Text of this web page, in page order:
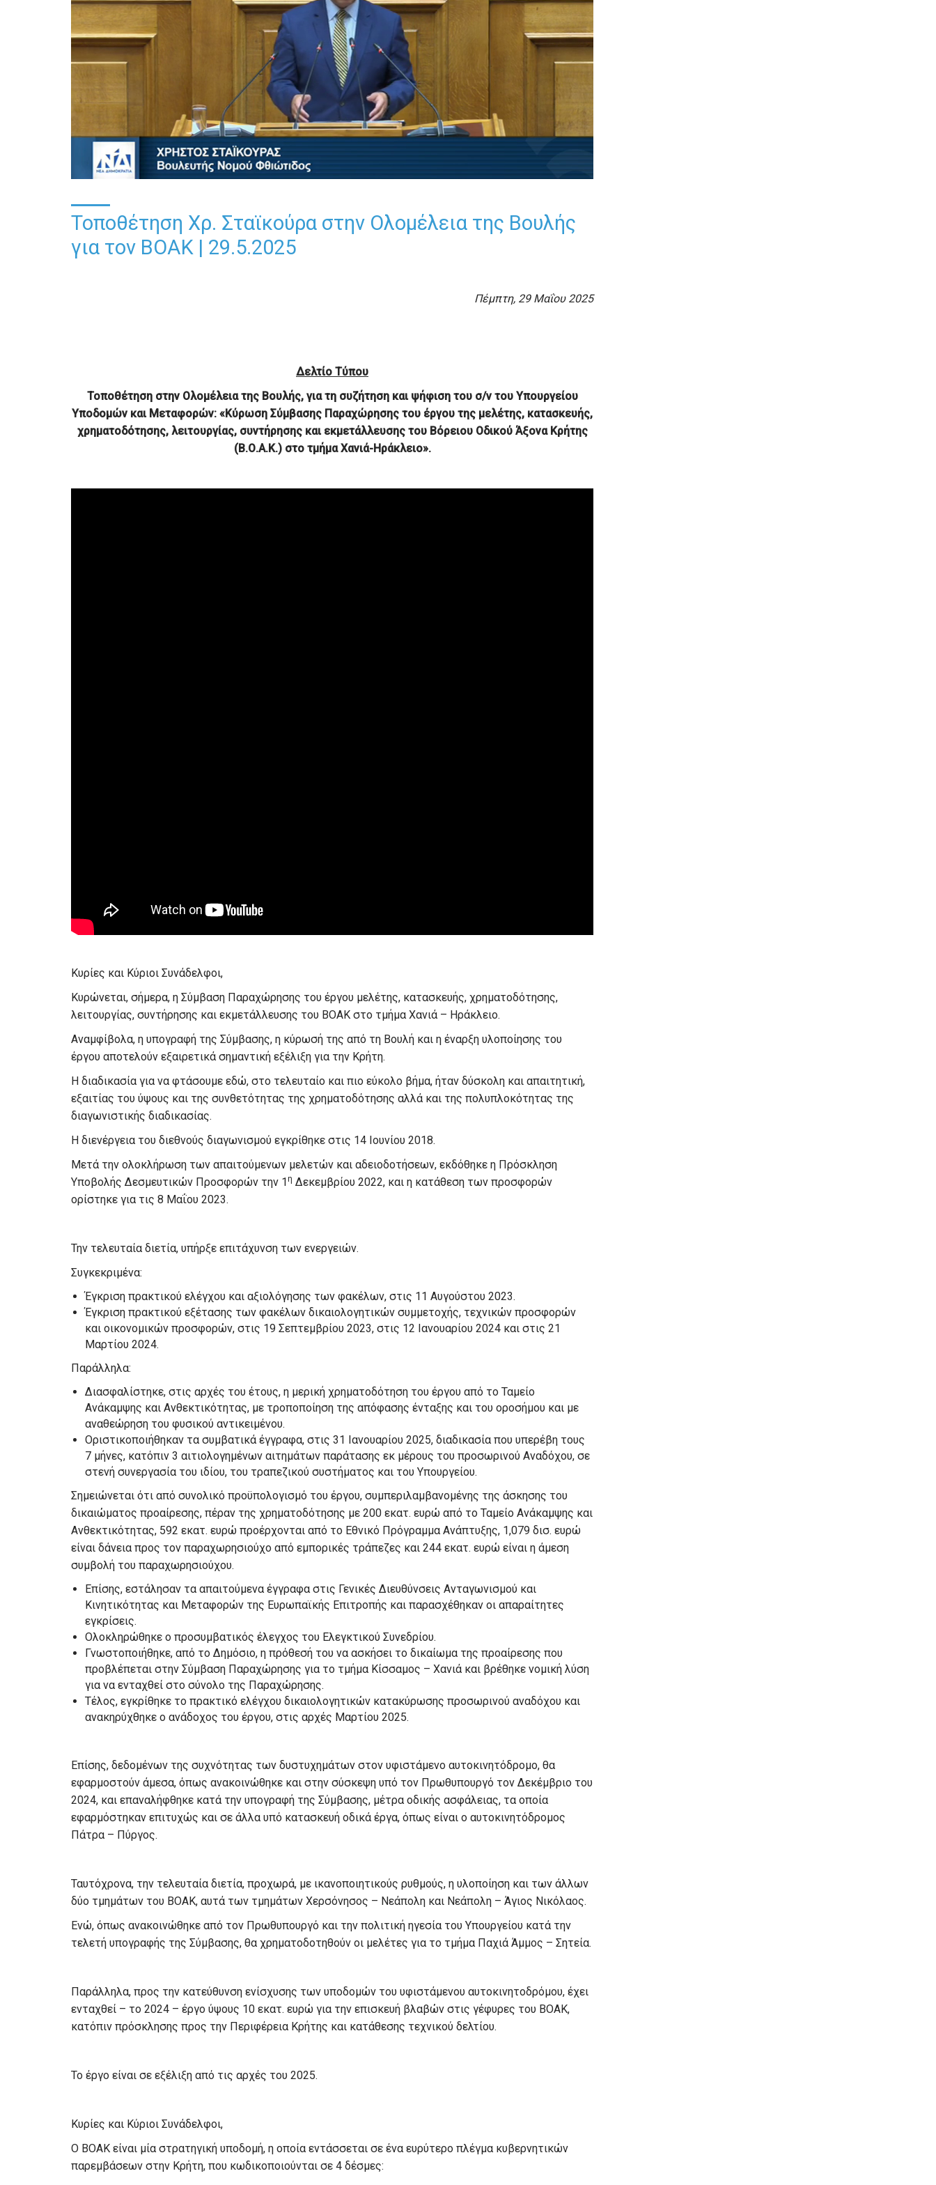
Τοποθέτηση Χρ. Σταϊκούρα στην Ολομέλεια της Βουλής
για τον ΒΟΑΚ | 29.5.2025
Πέμπτη, 29 Μαΐου 2025
Δελτίο Τύπου
Τοποθέτηση στην Ολομέλεια της Βουλής, για τη συζήτηση και ψήφιση του σ/ν του Υπουργείου
Υποδομών και Μεταφορών: «Κύρωση Σύμβασης Παραχώρησης του έργου της μελέτης, κατασκευής,
χρηματοδότησης, λειτουργίας, συντήρησης και εκμετάλλευσης του Βόρειου Οδικού Άξονα Κρήτης
(Β.Ο.Α.Κ.) στο τμήμα Χανιά-Ηράκλειο».
Κυρίες και Κύριοι Συνάδελφοι,
Κυρώνεται, σήμερα, η Σύμβαση Παραχώρησης του έργου μελέτης, κατασκευής, χρηματοδότησης,
λειτουργίας, συντήρησης και εκμετάλλευσης του ΒΟΑΚ στο τμήμα Χανιά – Ηράκλειο.
Αναμφίβολα, η υπογραφή της Σύμβασης, η κύρωσή της από τη Βουλή και η έναρξη υλοποίησης του
έργου αποτελούν εξαιρετικά σημαντική εξέλιξη για την Κρήτη.
Η διαδικασία για να φτάσουμε εδώ, στο τελευταίο και πιο εύκολο βήμα, ήταν δύσκολη και απαιτητική,
εξαιτίας του ύψους και της συνθετότητας της χρηματοδότησης αλλά και της πολυπλοκότητας της
διαγωνιστικής διαδικασίας.
Η διενέργεια του διεθνούς διαγωνισμού εγκρίθηκε στις 14 Ιουνίου 2018.
Μετά την ολοκλήρωση των απαιτούμενων μελετών και αδειοδοτήσεων, εκδόθηκε η Πρόσκληση
Υποβολής Δεσμευτικών Προσφορών την 1η Δεκεμβρίου 2022, και η κατάθεση των προσφορών
ορίστηκε για τις 8 Μαΐου 2023.
Την τελευταία διετία, υπήρξε επιτάχυνση των ενεργειών.
Συγκεκριμένα:
Έγκριση πρακτικού ελέγχου και αξιολόγησης των φακέλων, στις 11 Αυγούστου 2023.
Έγκριση πρακτικού εξέτασης των φακέλων δικαιολογητικών συμμετοχής, τεχνικών προσφορών
και οικονομικών προσφορών, στις 19 Σεπτεμβρίου 2023, στις 12 Ιανουαρίου 2024 και στις 21
Μαρτίου 2024.
Παράλληλα:
Διασφαλίστηκε, στις αρχές του έτους, η μερική χρηματοδότηση του έργου από το Ταμείο
Ανάκαμψης και Ανθεκτικότητας, με τροποποίηση της απόφασης ένταξης και του οροσήμου και με
αναθεώρηση του φυσικού αντικειμένου.
Οριστικοποιήθηκαν τα συμβατικά έγγραφα, στις 31 Ιανουαρίου 2025, διαδικασία που υπερέβη τους
7 μήνες, κατόπιν 3 αιτιολογημένων αιτημάτων παράτασης εκ μέρους του προσωρινού Αναδόχου, σε
στενή συνεργασία του ιδίου, του τραπεζικού συστήματος και του Υπουργείου.
Σημειώνεται ότι από συνολικό προϋπολογισμό του έργου, συμπεριλαμβανομένης της άσκησης του
δικαιώματος προαίρεσης, πέραν της χρηματοδότησης με 200 εκατ. ευρώ από το Ταμείο Ανάκαμψης και
Ανθεκτικότητας, 592 εκατ. ευρώ προέρχονται από το Εθνικό Πρόγραμμα Ανάπτυξης, 1,079 δισ. ευρώ
είναι δάνεια προς τον παραχωρησιούχο από εμπορικές τράπεζες και 244 εκατ. ευρώ είναι η άμεση
συμβολή του παραχωρησιούχου.
Επίσης, εστάλησαν τα απαιτούμενα έγγραφα στις Γενικές Διευθύνσεις Ανταγωνισμού και
Κινητικότητας και Μεταφορών της Ευρωπαϊκής Επιτροπής και παρασχέθηκαν οι απαραίτητες
εγκρίσεις.
Ολοκληρώθηκε ο προσυμβατικός έλεγχος του Ελεγκτικού Συνεδρίου.
Γνωστοποιήθηκε, από το Δημόσιο, η πρόθεσή του να ασκήσει το δικαίωμα της προαίρεσης που
προβλέπεται στην Σύμβαση Παραχώρησης για το τμήμα Κίσσαμος – Χανιά και βρέθηκε νομική λύση
για να ενταχθεί στο σύνολο της Παραχώρησης.
Τέλος, εγκρίθηκε το πρακτικό ελέγχου δικαιολογητικών κατακύρωσης προσωρινού αναδόχου και
ανακηρύχθηκε ο ανάδοχος του έργου, στις αρχές Μαρτίου 2025.
Επίσης, δεδομένων της συχνότητας των δυστυχημάτων στον υφιστάμενο αυτοκινητόδρομο, θα
εφαρμοστούν άμεσα, όπως ανακοινώθηκε και στην σύσκεψη υπό τον Πρωθυπουργό τον Δεκέμβριο του
2024, και επαναλήφθηκε κατά την υπογραφή της Σύμβασης, μέτρα οδικής ασφάλειας, τα οποία
εφαρμόστηκαν επιτυχώς και σε άλλα υπό κατασκευή οδικά έργα, όπως είναι ο αυτοκινητόδρομος
Πάτρα – Πύργος.
Ταυτόχρονα, την τελευταία διετία, προχωρά, με ικανοποιητικούς ρυθμούς, η υλοποίηση και των άλλων
δύο τμημάτων του ΒΟΑΚ, αυτά των τμημάτων Χερσόνησος – Νεάπολη και Νεάπολη – Άγιος Νικόλαος.
Ενώ, όπως ανακοινώθηκε από τον Πρωθυπουργό και την πολιτική ηγεσία του Υπουργείου κατά την
τελετή υπογραφής της Σύμβασης, θα χρηματοδοτηθούν οι μελέτες για το τμήμα Παχιά Άμμος – Σητεία.
Παράλληλα, προς την κατεύθυνση ενίσχυσης των υποδομών του υφιστάμενου αυτοκινητοδρόμου, έχει
ενταχθεί – το 2024 – έργο ύψους 10 εκατ. ευρώ για την επισκευή βλαβών στις γέφυρες του ΒΟΑΚ,
κατόπιν πρόσκλησης προς την Περιφέρεια Κρήτης και κατάθεσης τεχνικού δελτίου.
Το έργο είναι σε εξέλιξη από τις αρχές του 2025.
Κυρίες και Κύριοι Συνάδελφοι,
Ο ΒΟΑΚ είναι μία στρατηγική υποδομή, η οποία εντάσσεται σε ένα ευρύτερο πλέγμα κυβερνητικών
παρεμβάσεων στην Κρήτη, που κωδικοποιούνται σε 4 δέσμες: